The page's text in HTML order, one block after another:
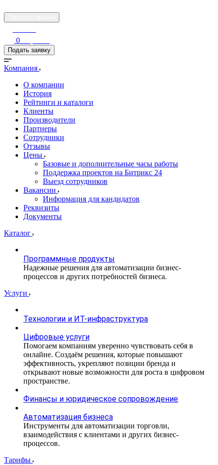
0
Подать заявку
Компания
О компании
История
Рейтинги и каталоги
Клиенты
Производители
Партнеры
Сотрудники
Отзывы
Цены
Базовые и дополнительные часы работы
Поддержка проектов на Битрикс 24
Выезд сотрудников
Вакансии
Информация для кандидатов
Реквизиты
Документы
Каталог
Программные продукты
Надежные решения для автоматизации бизнес-
процессов и других потребностей бизнеса.
Услуги
Технологии и ИТ-инфраструктура
Цифровые услуги
Помогаем компаниям уверенно чувствовать себя в
онлайне. Создаём решения, которые повышают
эффективность, укрепляют позиции бренда и
открывают новые возможности для роста в цифровом
пространстве.
Финансы и юридическое сопровождение
Автоматизация бизнеса
Инструменты для автоматизации торговли,
взаимодействия с клиентами и других бизнес-
процессов.
Тарифы